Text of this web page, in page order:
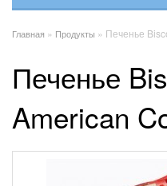
Главная » Продукты » Печенье
Печенье
American